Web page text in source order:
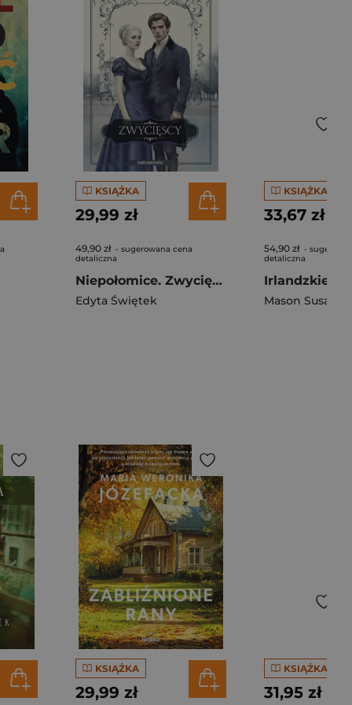
KSIĄŻKA
29,99 zł
49,90 zł - sugerowana cena
detaliczna
Niepołomice. Zwycięscy
Edyta Świętek
KSIĄŻKA
33,67 zł
54,90 zł -
detaliczna
Mason Susan
KSIĄŻKA
29,99 zł
KSIĄŻKA
31,95 zł